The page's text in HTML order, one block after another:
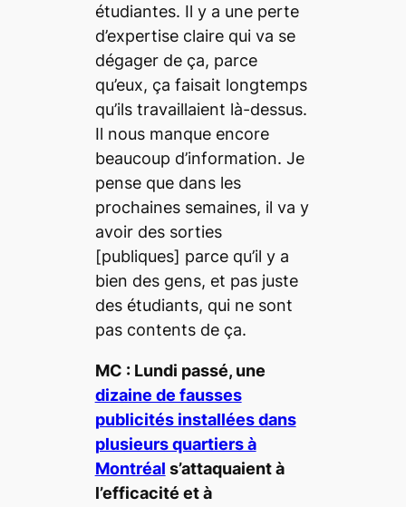
étudiantes. Il y a une perte
d’expertise claire qui va se
dégager de ça, parce
qu’eux, ça faisait longtemps
qu’ils travaillaient là-dessus.
Il nous manque encore
beaucoup d’information. Je
pense que dans les
prochaines semaines, il va y
avoir des sorties
[publiques] parce qu’il y a
bien des gens, et pas juste
des étudiants, qui ne sont
pas contents de ça.
MC : Lundi passé, une
dizaine de fausses
publicités installées dans
plusieurs quartiers à
Montréal s’attaquaient à
l’efficacité et à